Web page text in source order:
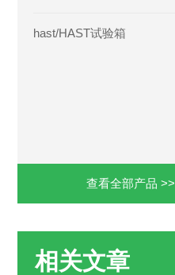
hast/HAST试验箱
查看全部产品 >>
相关文章